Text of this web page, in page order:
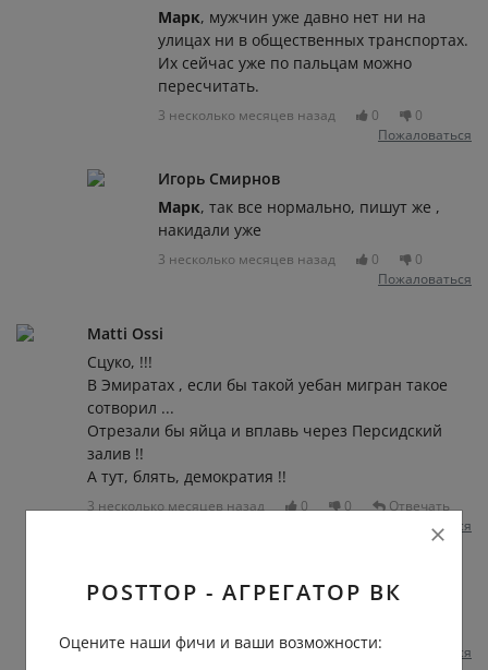
Марк, мужчин уже давно нет ни на
улицах ни в общественных транспортах.
Их сейчас уже по пальцам можно
пересчитать.
3 несколько месяцев назад 0
0
Пожаловаться
Игорь Смирнов
Марк, так все нормально, пишут же ,
накидали уже
3 несколько месяцев назад 0
0
Пожаловаться
Matti Ossi
Сцуко, !!!
В Эмиратах , если бы такой уебан мигран такое
сотворил ...
Отрезали бы яйца и вплавь через Персидский
залив !!
А тут, блять, демократия !!
3 несколько месяцев назад 0 0
Отвечать
Пожаловаться
Matti
, mitä kuluu?
3 несколько месяцев назад
Пожаловаться
POSTTOP - АГРЕГАТОР ВК
Оцените наши фичи и ваши возможности: